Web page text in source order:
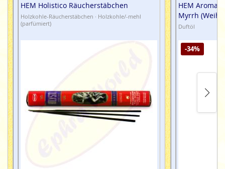
HEM Holistico Räucherstäbchen
Holzkohle-Räucherstäbchen · Holzkohle/-mehl
(parfümiert)
HEM Aroma
Myrrh
Duftöl
-34%